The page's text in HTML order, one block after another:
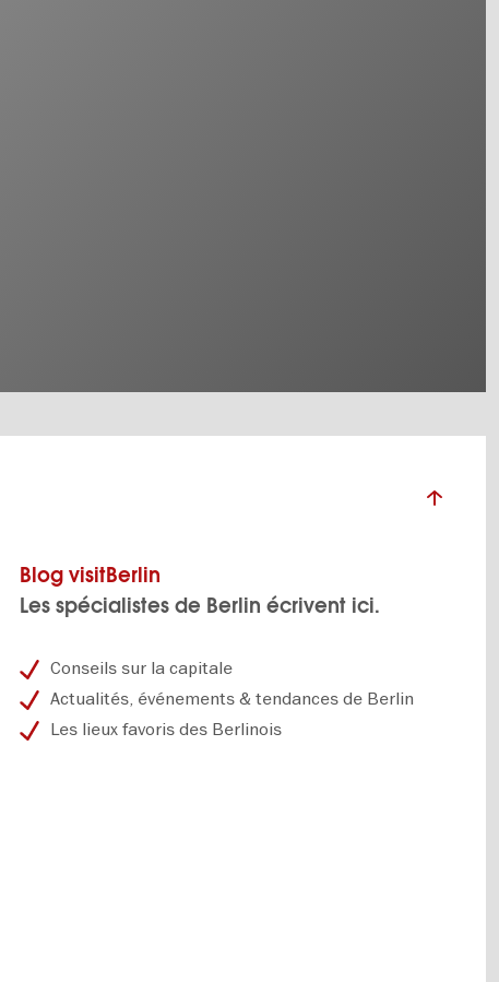
Blog visitBerlin
Les spécialistes de Berlin écrivent ici.
Conseils sur la capitale
Actualités, événements & tendances de Berlin
Les lieux favoris des Berlinois